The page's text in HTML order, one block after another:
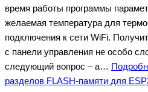
время работы программы
желаемая температура для
подключения к сети WiFi.
с панели управления не особо
следующий вопрос – а…
разделов FLASH-памяти для